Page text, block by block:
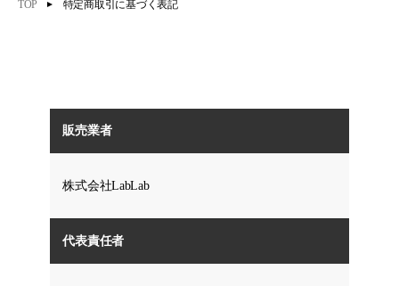
TOP 特定商取引に基づく表記
販売業者
株式会社LabLab
代表責任者